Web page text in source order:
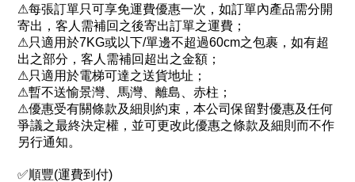
⚠每張訂單只可享免運費優惠一次，如訂單內產品需分開
寄出，客人需補回之後寄出訂單之運費；
⚠只適用於7KG或以下/單邊不超過60cm之包裹，如有超
出之部分，客人需補回超出之金額；
⚠只適用於電梯可達之送貨地址；
⚠暫不送愉景灣、馬灣、離島、赤柱；
⚠優惠受有關條款及細則約束，本公司保留對優惠及任何
爭議之最終決定權，並可更改此優惠之條款及細則而不作
另行通知。
✅順豐(運費到付)